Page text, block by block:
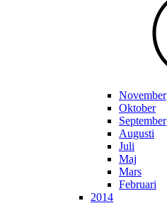
November
Oktober
September
Augusti
Juli
Maj
Mars
Februari
2014